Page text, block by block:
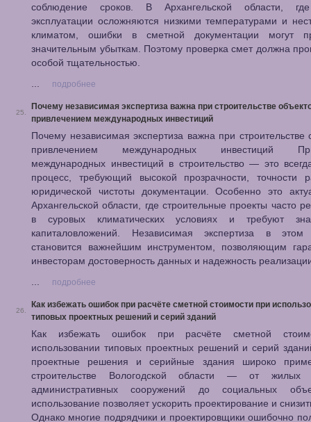
соблюдение сроков. В Архангельской области,
эксплуатации осложняются низкими температурами и
климатом, ошибки в сметной документации могут
значительным убыткам. Поэтому проверка смет должна
особой тщательностью.
...
подробнее
25.
Почему независимая экспертиза важна при строительстве
привлечением международных инвестиций
Почему независимая экспертиза важна при строительстве
привлечением международных инвестиций
международных инвестиций в строительство — это
процесс, требующий высокой прозрачности, точности
юридической чистоты документации. Особенно это
Архангельской области, где строительные проекты часто
в суровых климатических условиях и требуют
капиталовложений. Независимая экспертиза в этом
становится важнейшим инструментом, позволяющим
инвесторам достоверность данных и надежность
...
подробнее
26.
Как избежать ошибок при расчёте сметной стоимости при
типовых проектных решений и серий зданий
Как избежать ошибок при расчёте сметной
использовании типовых проектных решений и серий
проектные решения и серийные здания широко
строительстве Вологодской области — от
административных сооружений до социальных
использование позволяет ускорить проектирование и
Однако многие подрядчики и проектировщики ошибочно